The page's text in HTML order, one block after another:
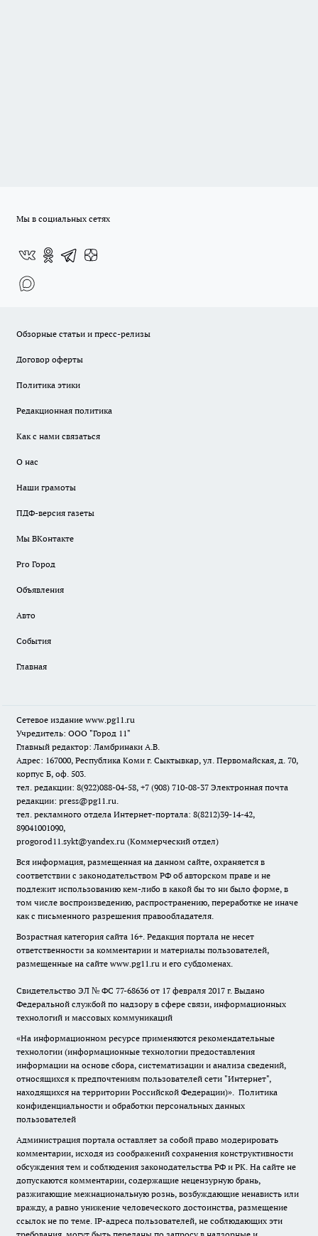
Мы в социальных сетях
Обзорные статьи и пресс-релизы
Договор оферты
Политика этики
Редакционная политика
Как с нами связаться
О нас
Наши грамоты
ПДФ-версия газеты
Мы ВКонтакте
Pro Город
Объявления
Авто
События
Главная
Сетевое издание www.pg11.ru
Учредитель: ООО "Город 11"
Главный редактор: Ламбринаки А.В.
Адрес: 167000, Республика Коми г. Сыктывкар, ул. Первомайская, д. 70,
корпус Б, оф. 503.
тел. редакции: 8(922)088-04-58, +7 (908) 710-08-37 Электронная почта
редакции: press@pg11.ru.
тел. рекламного отдела Интернет-портала: 8(8212)39-14-42,
89041001090,
progorod11.sykt@yandex.ru (Коммерческий отдел)
Вся информация, размещенная на данном сайте, охраняется в
соответствии с законодательством РФ об авторском праве и не
подлежит использованию кем-либо в какой бы то ни было форме, в
том числе воспроизведению, распространению, переработке не иначе
как с письменного разрешения правообладателя.
Возрастная категория сайта 16+. Редакция портала не несет
ответственности за комментарии и материалы пользователей,
размещенные на сайте www.pg11.ru и его субдоменах.
Свидетельство ЭЛ № ФС 77-68636 от 17 февраля 2017 г. Выдано
Федеральной службой по надзору в сфере связи, информационных
технологий и массовых коммуникаций
«На информационном ресурсе применяются рекомендательные
технологии (информационные технологии предоставления
информации на основе сбора, систематизации и анализа сведений,
относящихся к предпочтениям пользователей сети "Интернет",
находящихся на территории Российской Федерации)». Политика
конфиденциальности и обработки персональных данных
пользователей
Администрация портала оставляет за собой право модерировать
комментарии, исходя из соображений сохранения конструктивности
обсуждения тем и соблюдения законодательства РФ и РК. На сайте не
допускаются комментарии, содержащие нецензурную брань,
разжигающие межнациональную рознь, возбуждающие ненависть или
вражду, а равно унижение человеческого достоинства, размещение
ссылок не по теме. IP-адреса пользователей, не соблюдающих эти